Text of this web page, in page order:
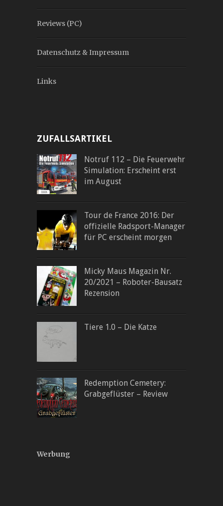
Reviews (PC)
Datenschutz & Impressum
Links
ZUFALLSARTIKEL
Notruf 112 – Die Feuerwehr
Simulation: Erscheint erst
im August
Tour de France 2016: Der
offizielle Radsport-Manager
für PC erscheint morgen
Micky Maus Magazin Nr.
20/2021 – Roboter-Bausatz
Rezension
Tiere 1.0 – Die Katze
Redemption Cemetery:
Grabgeflüster – Review
Werbung